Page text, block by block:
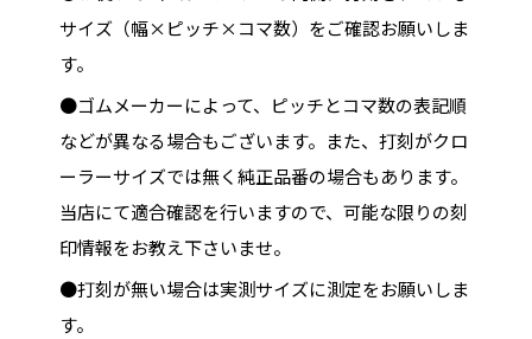
サイズ（幅×ピッチ×コマ数）をご確認お願いしま
す。
●ゴムメーカーによって、ピッチとコマ数の表記順
などが異なる場合もございます。また、打刻がクロ
ーラーサイズでは無く純正品番の場合もあります。
当店にて適合確認を行いますので、可能な限りの刻
印情報をお教え下さいませ。
●打刻が無い場合は実測サイズに測定をお願いしま
す。